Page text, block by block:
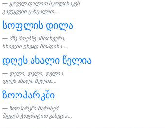
ყოველ დილით სკოლისაკენ
გავუყვები ცანცალით....
სოფლის დილა
მზე მთებზე ამოიწვერა,
სხივები უხვად მოჰფინა....
დღეს ახალი წელია
დელი, დელი, დელია,
დღეს ახალი წელია....
ზოოპარკში
ზოოპარკში მარინემ
მგელს ჭოგრიტით გახედა:...